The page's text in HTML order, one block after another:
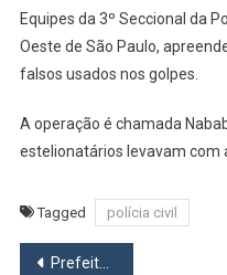
Equipes da 3º Seccional da
Oeste de São Paulo,
falsos usados nos golpes.
A operação é chamada
estelionatários levavam com
Tagged polícia civil
Navegação
Prefeitura de Carapicuíba realiza teste de Covid-19 através de drive-trhu